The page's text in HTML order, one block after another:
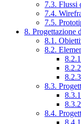
7.3. Flussi
7.4.
7.5.
8. Progettazione
8.1.
8.2.
8.3.
8.4.